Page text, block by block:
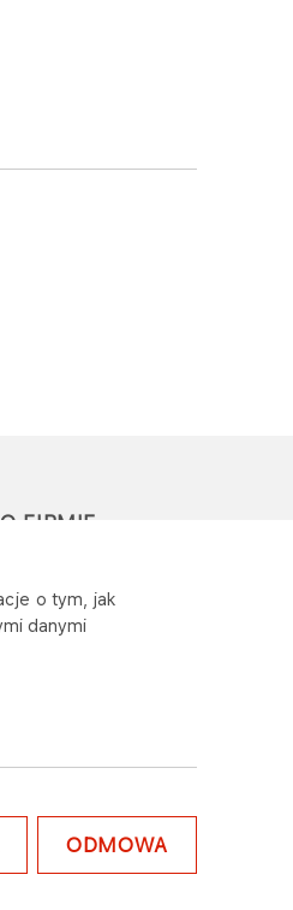
o tym, jak
danymi
ODMOWA
O FIRMIE
Wymagania